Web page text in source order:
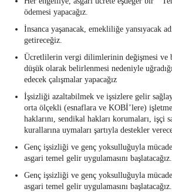
ödemesi yapacağız.
İnsanca yaşanacak, emekliliğe yansıyacak
getireceğiz.
Ücretlilerin vergi dilimlerinin değişmesi ve
düşük olarak belirlenmesi nedeniyle
edecek çalışmalar yapacağız
İşsizliği azaltabilmek ve işsizlere gelir
orta ölçekli (esnaflara ve KOBİ’lere)
haklarını, sendikal hakları korumaları, işçi
kurallarına uymaları şartıyla destekler
Genç işsizliği ve genç yoksulluğuyla
asgari temel gelir uygulamasını başlatacağız.
Genç işsizliği ve genç yoksulluğuyla
asgari temel gelir uygulamasını başlatacağız.